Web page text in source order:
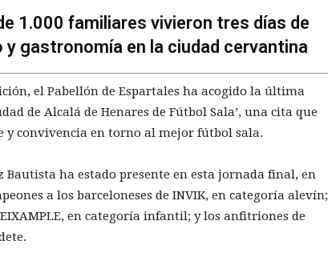
1.000 familiares vivieron tres días de
gastronomía en la ciudad cervantina
el Pabellón de Espartales ha acogido la última
de Alcalá de Henares de Fútbol Sala’, una cita que
convivencia en torno al mejor fútbol sala.
Bautista ha estado presente en esta jornada final, en
a los barceloneses de INVIK, en categoría alevín;
en categoría infantil; y los anfitriones de